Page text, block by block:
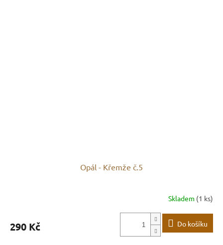
Opál - Křemže č.5
Skladem (1 ks)
290 Kč Do košíku